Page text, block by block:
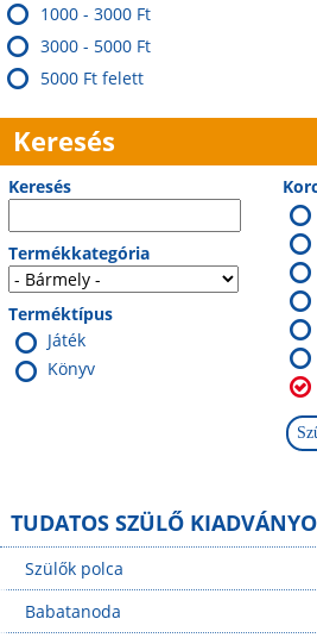
1000 - 3000 Ft
3000 - 5000 Ft
5000 Ft felett
Keresés
Keresés
Termékkategória
Terméktípus
Játék
Könyv
TUDATOS SZÜLŐ
Szülők polca
Babatanoda